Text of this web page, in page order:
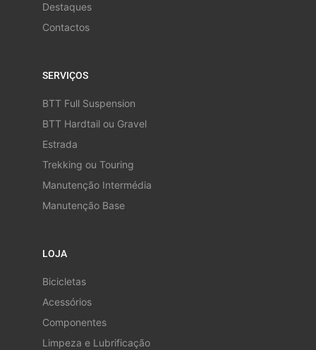
Destaques
Contactos
SERVIÇOS
BTT Full Suspension
BTT Hardtail ou Gravel
Estrada
Trekking ou Touring
Manutenção Intermédia
Manutenção Base
LOJA
Bicicletas
Acessórios
Componentes
Limpeza e Lubrificação